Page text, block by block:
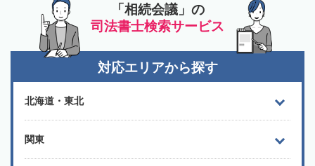
「相続会議」の
司法書士検索サービス
対応エリアから探す
北海道・東北
関東